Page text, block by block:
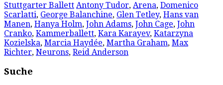
Stuttgarter Ballett Antony Tudor, Arena, Domenico
Scarlatti, George Balanchine, Glen Tetley, Hans van
Manen, Hanya Holm, John Adams, John Cage, John
Cranko, Kammerballett, Kara Karayev, Katarzyna
Kozielska, Marcia Haydée, Martha Graham, Max
Richter, Neurons, Reid Anderson
Suche